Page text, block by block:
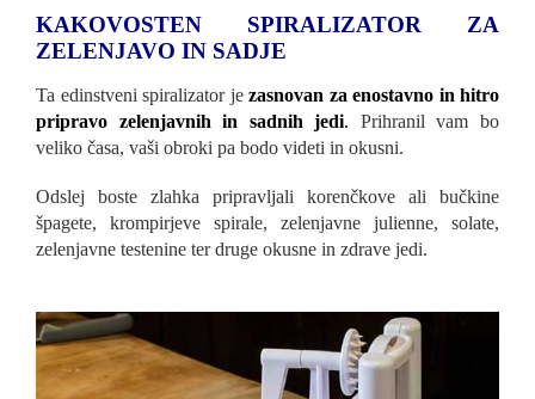
KAKOVOSTEN SPIRALIZATOR ZA
ZELENJAVO IN SADJE
Ta edinstveni spiralizator je zasnovan za enostavno in hitro
pripravo zelenjavnih in sadnih jedi. Prihranil vam bo
veliko časa, vaši obroki pa bodo videti in okusni.
Odslej boste zlahka pripravljali korenčkove ali bučkine
špagete, krompirjeve spirale, zelenjavne julienne, solate,
zelenjavne testenine ter druge okusne in zdrave jedi.